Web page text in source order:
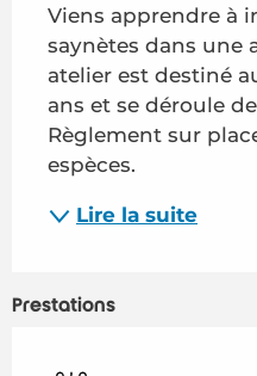
Viens apprendre à
saynètes dans une
atelier est destiné
ans et se déroule de
Règlement sur
espèces.
Lire la suite
Prestations